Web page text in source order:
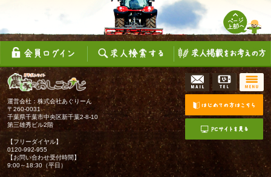
運営会社：株式会社あぐりーん
〒260-0031
千葉県千葉市中央区新千葉2-8-10
第三雄秀ビル2階
【フリーダイヤル】
0120-992-955
【お問い合わせ受付時間】
9:00～18:30（平日）